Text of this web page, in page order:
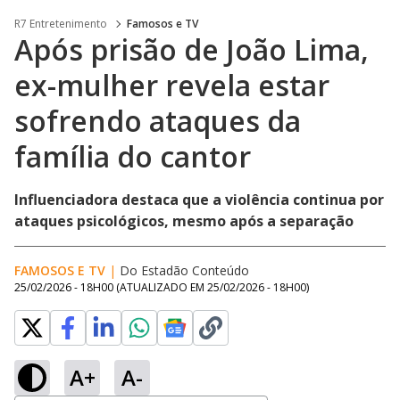
R7 Entretenimento Famosos e TV
Após prisão de João Lima,
ex-mulher revela estar
sofrendo ataques da
família do cantor
Influenciadora destaca que a violência continua por
ataques psicológicos, mesmo após a separação
FAMOSOS E TV | Do Estadão Conteúdo
25/02/2026 - 18H00 (ATUALIZADO EM 25/02/2026 - 18H00)
A+ A-